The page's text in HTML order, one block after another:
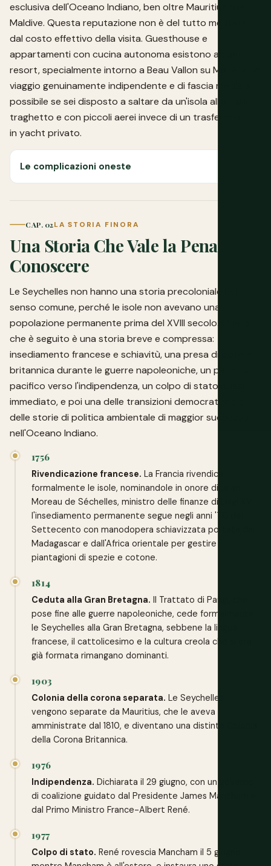
esclusiva dell'Oceano Indiano, ben oltre Mauritius o le
Maldive. Questa reputazione non è del tutto meritata
dal costo effettivo della visita. Guesthouse e
appartamenti con cucina autonoma esistono accanto ai
resort, specialmente intorno a Beau Vallon su Mahé, e un
viaggio genuinamente indipendente e di fascia media è
possibile se sei disposto a saltare da un'isola all'altra in
traghetto e con piccoli aerei invece di un trasferimento
in yacht privato.
Le complicazioni oneste
CAP. 02LA STORIA FINORA
Una Storia Che Vale la Pena
Conoscere
Le Seychelles non hanno una storia precoloniale nel
senso comune, perché le isole non avevano una
popolazione permanente prima del XVIII secolo. Quello
che è seguito è una storia breve e compressa:
insediamento francese e schiavitù, una presa di potere
britannica durante le guerre napoleoniche, un percorso
pacifico verso l'indipendenza, un colpo di stato quasi
immediato, e poi una delle transizioni democratiche e
delle storie di politica ambientale di maggior successo
nell'Oceano Indiano.
1756
Rivendicazione francese. La Francia rivendica
formalmente le isole, nominandole in onore di Jean
Moreau de Séchelles, ministro delle finanze di Luigi XV;
l'insediamento permanente segue negli anni '70 del
Settecento con manodopera schiavizzata portata dal
Madagascar e dall'Africa orientale per gestire
piantagioni di spezie e cotone.
1814
Ceduta alla Gran Bretagna. Il Trattato di Parigi, che
pose fine alle guerre napoleoniche, cede formalmente
le Seychelles alla Gran Bretagna, sebbene la lingua
francese, il cattolicesimo e la cultura creola che si era
già formata rimangano dominanti.
1903
Colonia della corona separata. Le Seychelles
vengono separate da Mauritius, che le aveva
amministrate dal 1810, e diventano una distinta Colonia
della Corona Britannica.
1976
Indipendenza. Dichiarata il 29 giugno, con un governo
di coalizione guidato dal Presidente James Mancham e
dal Primo Ministro France-Albert René.
1977
Colpo di stato. René rovescia Mancham il 5 giugno